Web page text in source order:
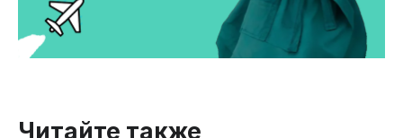
Читайте также